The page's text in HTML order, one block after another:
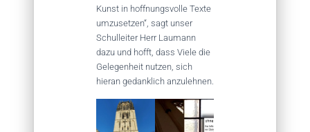
Kunst in hoffnungsvolle Texte
umzusetzen“, sagt unser
Schulleiter Herr Laumann
dazu und hofft, dass Viele die
Gelegenheit nutzen, sich
hieran gedanklich anzulehnen.